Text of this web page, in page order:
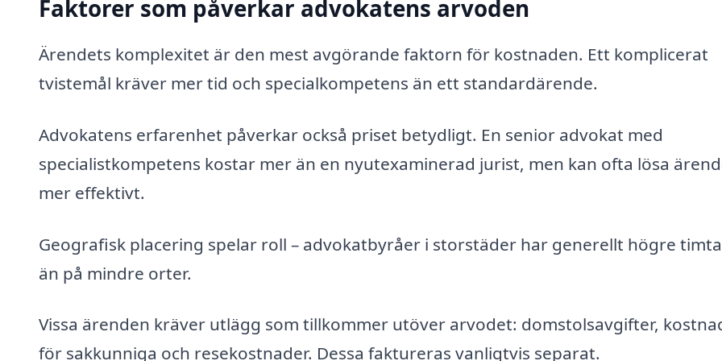
Faktorer som påverkar advokatens arvoden
Ärendets komplexitet är den mest avgörande faktorn för kostnaden. Ett komplicerat
tvistemål kräver mer tid och specialkompetens än ett standardärende.
Advokatens erfarenhet påverkar också priset betydligt. En senior advokat med
specialistkompetens kostar mer än en nyutexaminerad jurist, men kan ofta lösa
mer effektivt.
Geografisk placering spelar roll – advokatbyråer i storstäder har generellt högre
än på mindre orter.
Vissa ärenden kräver utlägg som tillkommer utöver arvodet: domstolsavgifter,
för sakkunniga och resekostnader. Dessa faktureras vanligtvis separat.